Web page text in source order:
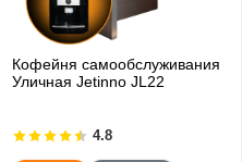
Кофейня самообслуживания
Уличная Jetinno JL22
4.8